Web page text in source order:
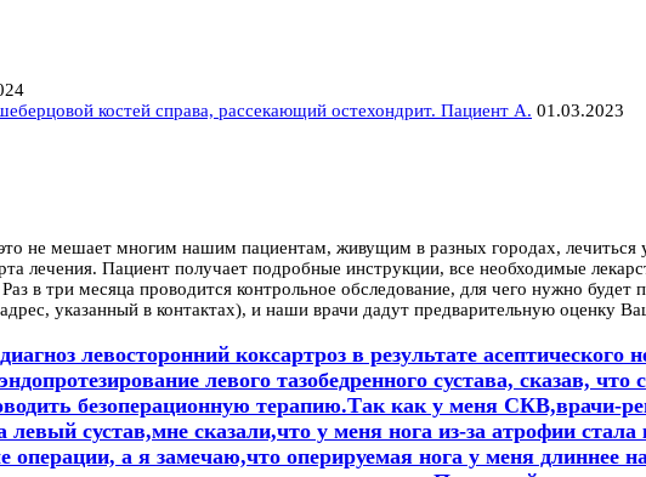
костей справа, рассекающий остехондрит. Пациент А. 01.03.2023
не мешает многим нашим пациентам, живущим в разных городах, лечиться
лечения. Пациент получает подробные инструкции, все необходимые
в три месяца проводится контрольное обследование, для чего нужно будет
указанный в контактах), и наши врачи дадут предварительную оценку
левосторонний коксартроз в результате асептического
левого тазобедренного сустава, сказав,
безоперационную терапию.Так как у меня СКВ,врачи-
сустав,мне сказали,что у меня нога из-за атрофии
а я замечаю,что оперируемая нога у меня длиннее